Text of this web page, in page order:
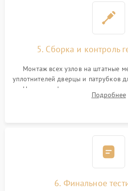
5. Сборка и контроль
Монтаж всех узлов на штатные
уплотнителей дверцы и патрубков
Надежная фиксация хомутов
сборка корпуса и установка
Подробнее
6. Финальное